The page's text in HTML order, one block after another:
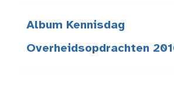
Album Kennisdag
Overheidsopdrachten